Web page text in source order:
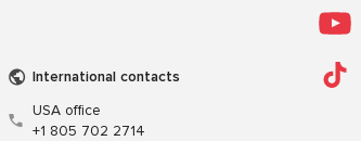
International contacts
USA office
+1 805 702 2714